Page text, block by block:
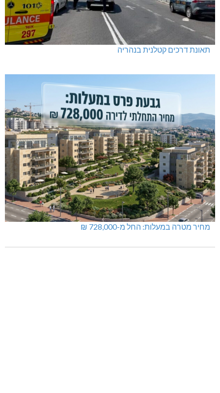
תאונת דרכים קטלנית בנהריה
מחיר מטרה במעלות: החל מ-728,000 ₪